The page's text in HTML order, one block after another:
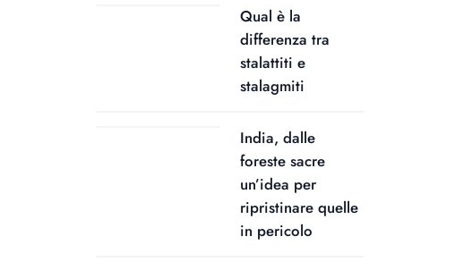
Qual è la
differenza tra
stalattiti e
stalagmiti
India, dalle
foreste sacre
un’idea per
ripristinare quelle
in pericolo